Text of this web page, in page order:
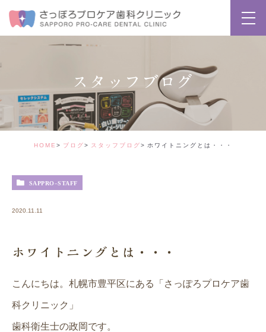
スタッフブログ
HOME ブログ スタッフブログ ホワイトニングとは・・・
SAPPRO-STAFF
2020.11.11
ホワイトニングとは・・・
こんにちは。札幌市豊平区にある「さっぽろプロケア歯
科クリニック」
歯科衛生士の政岡です。